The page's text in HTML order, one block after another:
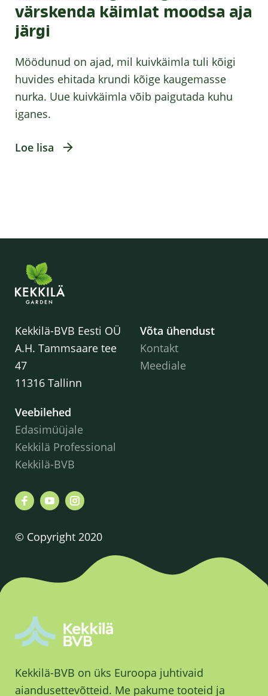
värskenda käimlat moodsa aja
järgi
Möödunud on ajad, mil kuivkäimla tuli kõigi
huvides ehitada krundi kõige kaugemasse
nurka. Uue kuivkäimla võib paigutada kuhu
iganes.
Loe lisa
Kekkilä-BVB Eesti OÜ
A.H. Tammsaare tee
47
11316 Tallinn
Võta ühendust
Kontakt
Meediale
Veebilehed
Edasimüüjale
Kekkilä Professional
Kekkilä-BVB
© Copyright 2020
Kekkilä-BVB on üks Euroopa juhtivaid
aiandusettevõtteid. Me pakume tooteid ja